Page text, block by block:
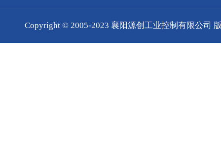
Copyright © 2005-2023 襄阳源创工业控制有限公司